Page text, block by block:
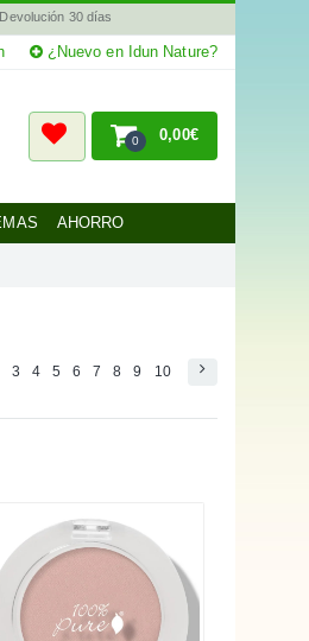
Devolución 30 días
¿Nuevo en Idun Nature?
0 0,00€
AHORRO
3 4 5 6 7 8 9 10